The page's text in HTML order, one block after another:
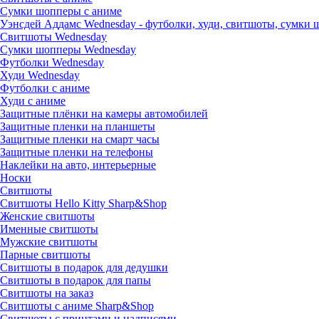
Сумки шопперы с аниме
Уэнсдей Аддамс Wednesday - футболки, худи, свитшоты, сумки
Свитшоты Wednesday
Сумки шопперы Wednesday
Футболки Wednesday
Худи Wednesday
Футболки с аниме
Худи с аниме
Защитные плёнки на камеры автомобилей
Защитные пленки на планшеты
Защитные пленки на смарт часы
Защитные пленки на телефоны
Наклейки на авто, интерьерные
Носки
Свитшоты
Cвитшоты Hello Kitty Sharp&Shop
Женские свитшоты
Именные свитшоты
Мужские свитшоты
Парные свитшоты
Свитшоты в подарок для дедушки
Свитшоты в подарок для папы
Свитшоты на заказ
Свитшоты с аниме Sharp&Shop